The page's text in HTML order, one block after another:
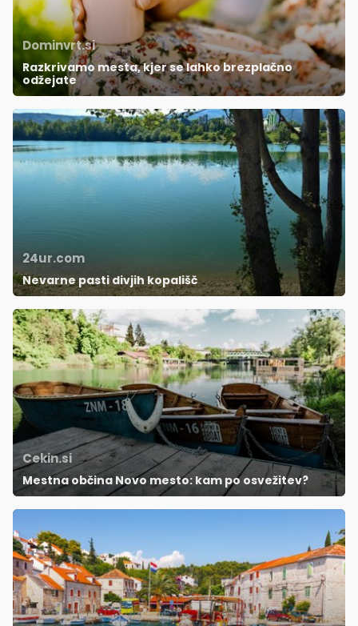
Dominvrt.si
Razkrivamo mesta, kjer se lahko brezplačno
odžejate
24ur.com
Nevarne pasti divjih kopališč
Cekin.si
Mestna občina Novo mesto: kam po osvežitev?